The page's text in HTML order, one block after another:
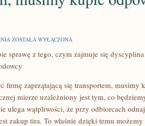
JEŚLI
ZAŁOŻYĆ
ZAPRZĄTAJĄCĄ
TRANSPORTEM,
MUSIMY
KUPIĆ
ODPOWIEDNI
SAMOCHÓD
ZOSTAŁA WYŁĄCZONA
sprawę z tego, czym zajmuje się
firmę zaprzątającą się transportem,
mierze uzależniony jest tym, co
ulega wątpliwości, że przy odbiorcach
zakup tira. To właśnie dzięki temu możemy